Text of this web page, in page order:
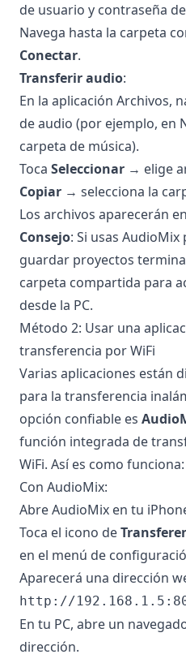
de usuario y contraseña
Navega hasta la carpeta
Conectar.
Transferir audio:
En la aplicación Archivos,
de audio (por ejemplo, en
carpeta de música).
Toca Seleccionar → elige
Copiar → selecciona la
Los archivos aparecerán
Consejo: Si usas
guardar proyectos
carpeta compartida para
desde la PC.
Método 2: Usar una
transferencia por WiFi
Varias aplicaciones están
para la transferencia
opción confiable es
función integrada de
WiFi. Así es como funciona:
Con AudioMix:
Abre AudioMix en tu
Toca el icono de
en el menú de
Aparecerá una dirección
http://
En tu PC, abre un
dirección.